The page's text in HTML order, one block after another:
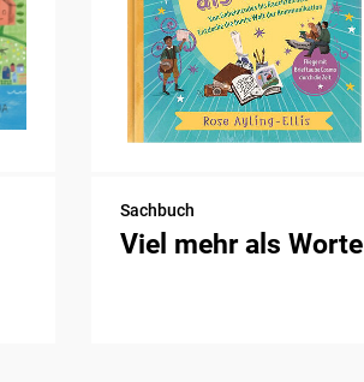
Sachbuch
Viel mehr als Worte